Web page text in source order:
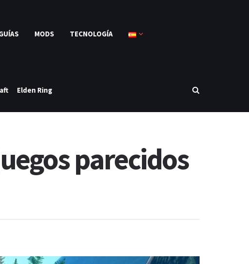
MODS TECNOLOGÍA
Elden Ring
parecidos